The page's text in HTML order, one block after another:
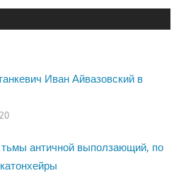
Иван Айвазовский в
античной выползающий, по